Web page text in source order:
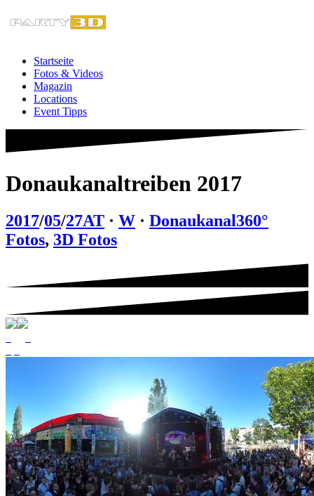
Inhalt
Startseite
Fotos & Videos
Magazin
Locations
Event Tipps
Donaukanaltreiben 2017
2017/05/27AT · W · Donaukanal360°
Fotos, 3D Fotos